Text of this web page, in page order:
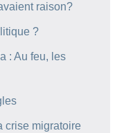
raison?
?
: Au feu, les
crise migratoire